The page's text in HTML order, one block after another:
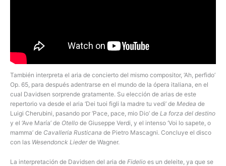
También interpreta el aria de concierto del mismo compositor, ‘Ah, perfido’
Op. 65, para después adentrarse en el mundo de la ópera italiana, en el
cual Davidsen sorprende gratamente. Su elección de arias de este
repertorio va desde el aria ‘Dei tuoi figli la madre tu vedi’ de Medea de
Luigi Cherubini, pasando por ‘Pace, pace, mio Dio’ de La forza del destino
y el ‘Ave María’ de Otello de Giuseppe Verdi, y el intenso ‘Voi lo sapete, o
mamma’ de Cavalleria Rusticana de Pietro Mascagni. Concluye el disco
con las Wesendonck Liederde Wagner.
La interpretación de Davidsen del aria de Fidelio es un deleite, ya que se